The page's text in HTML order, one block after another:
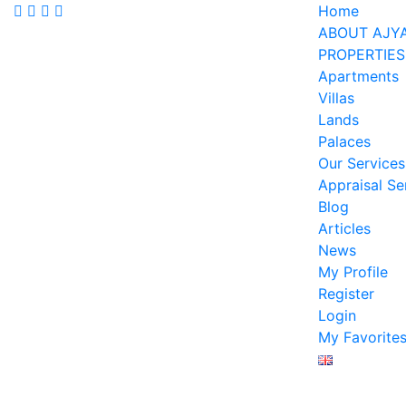
Home
ABOUT
PROPERTIES
Apartments
Villas
Lands
Palaces
Our Services
Appraisal
Blog
Articles
News
My Profile
Register
Login
My Favorites